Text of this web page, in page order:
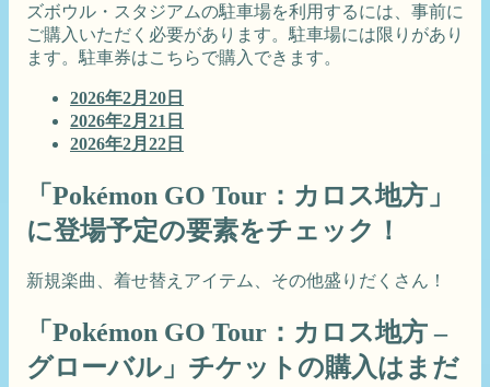
ズボウル・スタジアムの駐車場を利用するには、事前に
ご購入いただく必要があります。駐車場には限りがあり
ます。駐車券はこちらで購入できます。
2026年2月20日
2026年2月21日
2026年2月22日
「Pokémon GO Tour：カロス地方」
に登場予定の要素をチェック！
新規楽曲、着せ替えアイテム、その他盛りだくさん！
「Pokémon GO Tour：カロス地方 –
グローバル」チケットの購入はまだ